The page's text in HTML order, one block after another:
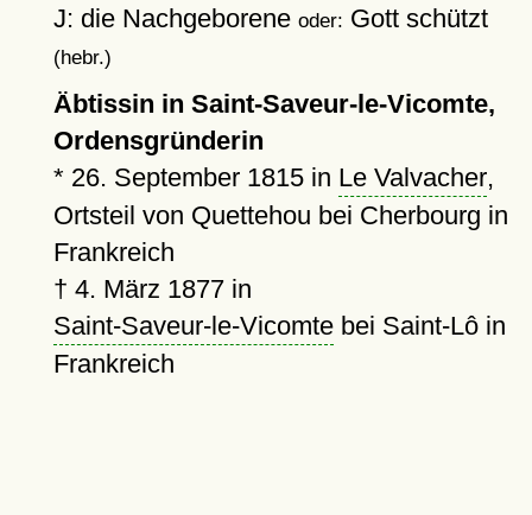
J: die Nachgeborene oder: Gott schützt
(hebr.)
Äbtissin in Saint-Saveur-le-Vicomte,
Ordensgründerin
* 26. September 1815in Le Valvacher,
Ortsteil von Quettehou bei Cherbourg in
Frankreich
† 4. März 1877in
Saint-Saveur-le-Vicomtebei Saint-Lô in
Frankreich